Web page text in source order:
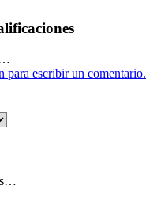
para escribir un comentario.